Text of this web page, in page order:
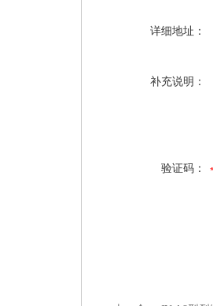
详细地址：
补充说明：
验证码：